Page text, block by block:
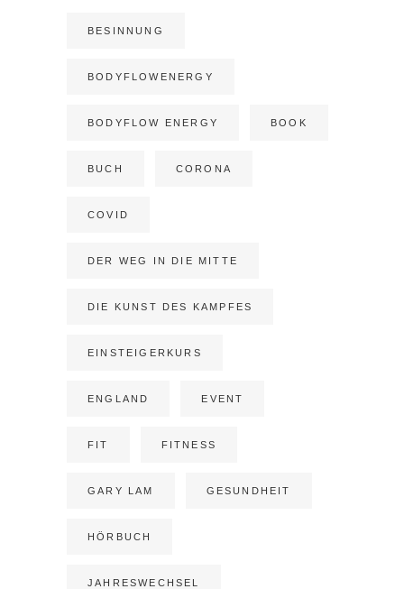
BESINNUNG
BODYFLOWENERGY
BODYFLOW ENERGY BOOK
BUCH CORONA
COVID
DER WEG IN DIE MITTE
DIE KUNST DES KAMPFES
EINSTEIGERKURS
ENGLAND EVENT
FIT FITNESS
GARY LAM GESUNDHEIT
HÖRBUCH
JAHRESWECHSEL